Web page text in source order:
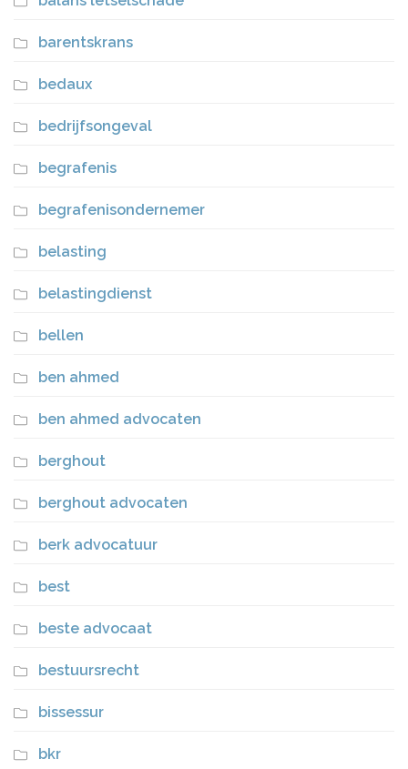
barentskrans
bedaux
bedrijfsongeval
begrafenis
begrafenisondernemer
belasting
belastingdienst
bellen
ben ahmed
ben ahmed advocaten
berghout
berghout advocaten
berk advocatuur
best
beste advocaat
bestuursrecht
bissessur
bkr